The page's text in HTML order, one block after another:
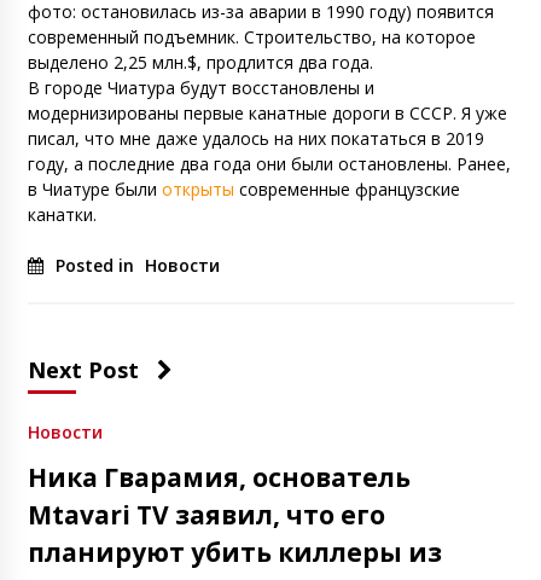
фото: остановилась из-за аварии в 1990 году) появится
современный подъемник. Строительство, на которое
выделено 2,25 млн.$, продлится два года.
В городе Чиатура будут восстановлены и
модернизированы первые канатные дороги в СССР. Я уже
писал, что мне даже удалось на них покататься в 2019
году, а последние два года они были остановлены. Ранее,
в Чиатуре были открыты современные французские
канатки.
Posted in Новости
Next Post
Новости
Ника Гварамия, основатель
Mtavari TV заявил, что его
планируют убить киллеры из